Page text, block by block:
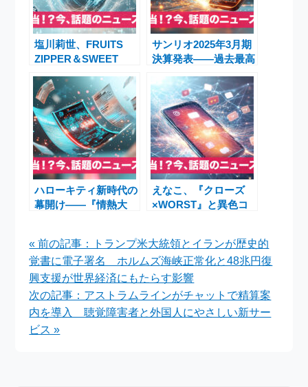
塩川莉世、FRUITS
ZIPPER＆SWEET
ジア文化祭典での「カ
ワイイ」旋風
サンリオ2025年3月期
決算発表――過去最高
真価
ハローキティ新時代の
幕開け——『情熱大
の担当デザイナー交代
の真意
えなこ、『クローズ
×WORST』と異色コ
のグラビア公開
« 前の記事：トランプ米大統領とイランが歴史的
覚書に電子署名 ホルムズ海峡正常化と48兆円復
興支援が世界経済にもたらす影響
次の記事：アストラムラインがチャットで精算案
内を導入 聴覚障害者と外国人にやさしい新サー
ビス »